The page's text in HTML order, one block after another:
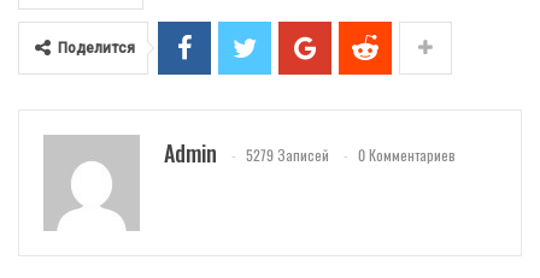
Поделится
Admin 5279 Записей 0 Комментариев